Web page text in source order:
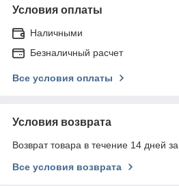
Условия оплаты
Наличными
Безналичный расчет
Все условия оплаты
Условия возврата
Возврат товара в течение 14 дней
Все условия возврата